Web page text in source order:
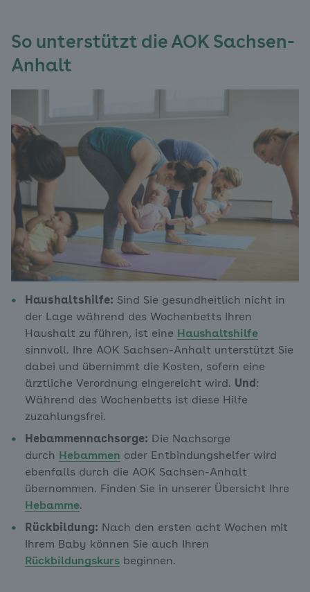
So unterstützt die AOK Sachsen-
Anhalt
Haushaltshilfe: Sind Sie gesundheitlich nicht in
der Lage während des Wochenbetts Ihren
Haushalt zu führen, ist eine Haushaltshilfe
sinnvoll. Ihre AOK Sachsen-Anhalt unterstützt Sie
dabei und übernimmt die Kosten, sofern eine
ärztliche Verordnung eingereicht wird. Und :
Während des Wochenbetts ist diese Hilfe
zuzahlungsfrei.
Hebammennachsorge: Die Nachsorge
durch
Hebammen oder Entbindungshelfer wird
ebenfalls durch die AOK Sachsen-Anhalt
übernommen. Finden Sie in unserer Übersicht Ihre
Hebamme.
Rückbildung: Nach den ersten acht Wochen mit
Ihrem Baby können Sie auch Ihren
Rückbildungskurs beginnen.